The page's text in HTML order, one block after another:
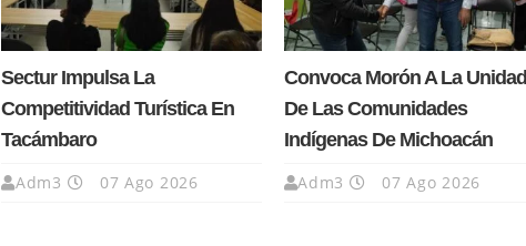
Sectur Impulsa La
Competitividad Turística En
Tacámbaro
Adm3 07 Ago 2026
Convoca Morón A La Unidad
De Las Comunidades
Indígenas De Michoacán
Adm3 07 Ago 2026